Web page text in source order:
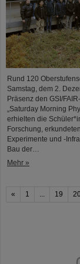
Rund 120
Samstag, dem 2.
Präsenz den GSI/
„Saturday Morning
erhielten die
Forschung,
Experimente und -
Bau der…
Mehr »
« 1 ... 19